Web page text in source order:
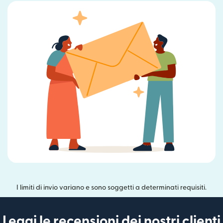
I limiti di invio variano e sono soggetti a determinati requisiti.